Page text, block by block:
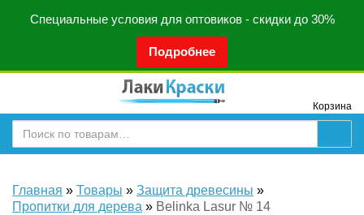
Специальные условия для оптовиков - скидки до 30%
Подробнее
Корзина
Главная » Товары » Защита древесины »
Пропитки для дерева » Belinka Lasur № 14